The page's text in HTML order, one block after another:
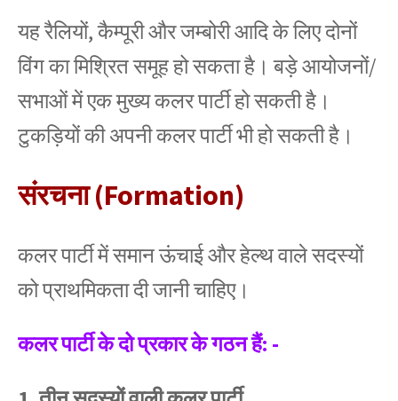
यह रैलियों, कैम्पूरी और जम्बोरी आदि के लिए दोनों
विंग का मिश्रित समूह हो सकता है। बड़े आयोजनों/
सभाओं में एक मुख्य कलर पार्टी हो सकती है।
टुकड़ियों की अपनी कलर पार्टी भी हो सकती है।
संरचना (Formation)
कलर पार्टी में समान ऊंचाई और हेल्थ वाले सदस्यों
को प्राथमिकता दी जानी चाहिए।
कलर पार्टी के दो प्रकार के गठन हैं: -